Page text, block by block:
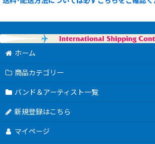
ホーム
商品カテゴリー
バンド＆アーティスト一覧
新規登録はこちら
マイページ